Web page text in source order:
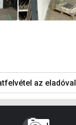
az eladóval